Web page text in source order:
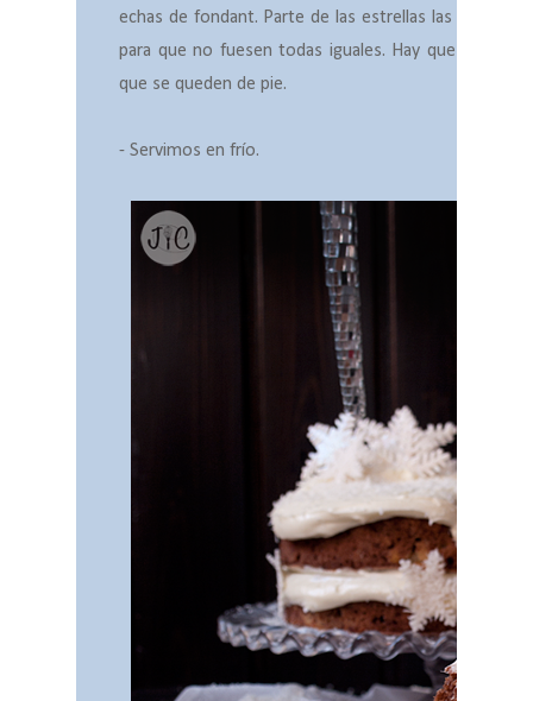
echas de fondant. Parte de las estrellas las he
para que no fuesen todas iguales. Hay que dejarlas
que se queden de pie.
- Servimos en frío.